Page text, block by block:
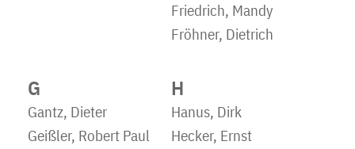
Friedrich, Mandy
Fröhner, Dietrich
G
Gantz, Dieter
Geißler, Robert Paul
H
Hanus, Dirk
Hecker, Ernst